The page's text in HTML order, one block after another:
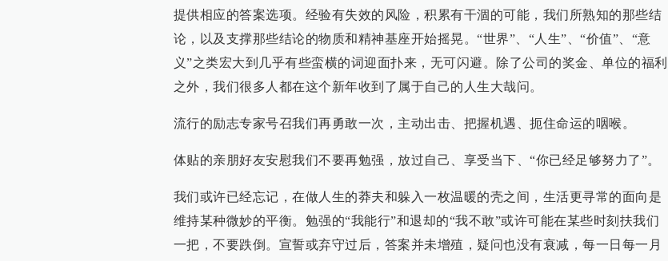
提供相应的答案选项。经验有失效的风险，积累有干涸的可能，我们所熟知的那些结
论，以及支撑那些结论的物质和精神基座开始摇晃。“世界”、“人生”、“价值”、“意
义”之类宏大到几乎有些蛮横的词迎面扑来，无可闪避。除了公司的奖金、单位的福利
之外，我们很多人都在这个新年收到了属于自己的人生大哉问。
流行的励志专家号召我们再勇敢一次，主动出击、把握机遇、扼住命运的咽喉。
体贴的亲朋好友安慰我们不要再勉强，放过自己、享受当下、“你已经足够努力了”。
我们或许已经忘记，在做人生的莽夫和躲入一枚温暖的壳之间，生活更寻常的面向是
维持某种微妙的平衡。勉强的“我能行”和退却的“我不敢”或许可能在某些时刻扶我们
一把，不要跌倒。宣誓或弃守过后，答案并未增殖，疑问也没有衰减，每一日每一月